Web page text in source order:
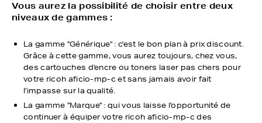
Vous aurez la possibilité de choisir entre deux
niveaux de gammes :
La gamme "Générique" : c'est le bon plan à prix discount.
Grâce à cette gamme, vous aurez toujours, chez vous,
des cartouches d'encre ou toners laser pas chers pour
votre ricoh aficio-mp-c et sans jamais avoir fait
l'impasse sur la qualité.
La gamme "Marque" : qui vous laisse l'opportunité de
continuer à équiper votre ricoh aficio-mp-c des